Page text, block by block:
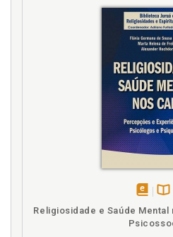
em
Religiosidade e Saúde